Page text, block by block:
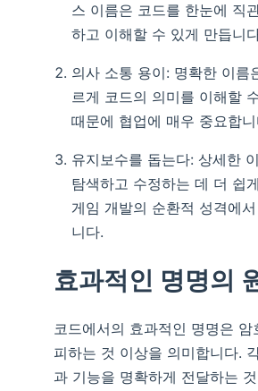
스 이름은 코드를 한눈에 직
하고 이해할 수 있게 만듭니
의사 소통 용이: 명확한 이름
르게 코드의 의미를 이해할
때문에 협업에 매우 중요합
유지보수를 돕는다: 상세한
탐색하고 수정하는 데 더 쉽
게임 개발의 순환적 성격에
니다.
효과적인 명명의
코드에서의 효과적인 명명은 암
피하는 것 이상을 의미합니다.
과 기능을 명확하게 전달하는